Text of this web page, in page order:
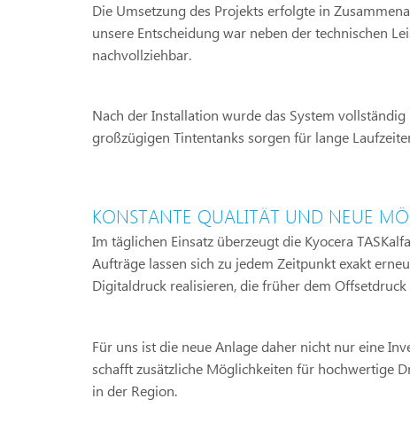
Die Umsetzung des Projekts erfolgte in
unsere Entscheidung war neben der technischen
nachvollziehbar.
Nach der Installation wurde das System
großzügigen Tintentanks sorgen für lange
KONSTANTE QUALITÄT UND NEUE
Im täglichen Einsatz überzeugt die Kyocera
Aufträge lassen sich zu jedem Zeitpunkt exakt
Digitaldruck realisieren, die früher dem
Für uns ist die neue Anlage daher nicht nur eine
schafft zusätzliche Möglichkeiten für hochwertige
in der Region.